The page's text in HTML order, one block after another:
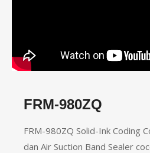
FRM-980ZQ
FRM-980ZQ Solid-Ink Coding
dan Air Suction Band Sealer